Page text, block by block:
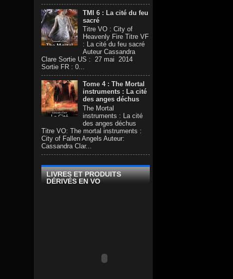
TMI 6 : La cité du feu
sacré
Titre VO : City of
Heavenly Fire Titre VF
: La cité du feu sacré
Auteur Cassandra
Clare Sortie US : 27 mai 2014
Sortie FR : 0...
Tome 4 : The Mortal
instruments : La cité
des anges déchus
The Mortal
instruments : La cité
des anges déchus
Titre VO: The mortal instruments :
City of Fallen Angels Auteur:
Cassandra Clar...
LIVRES ET PRODUITS
DÉRIVÉS EN VO